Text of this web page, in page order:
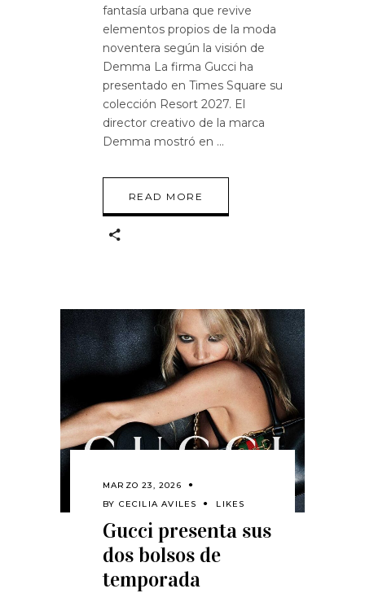
fantasía urbana que revive
elementos propios de la moda
noventera según la visión de
Demma La firma Gucci ha
presentado en Times Square su
colección Resort 2027. El
director creativo de la marca
Demma mostró en
READ MORE
MARZO 23, 2026
BY CECILIA AVILES LIKES
Gucci presenta sus
dos bolsos de
temporada